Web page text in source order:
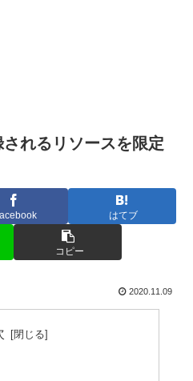
れるリソースを限定
はてブ
コピー
2020.11.09